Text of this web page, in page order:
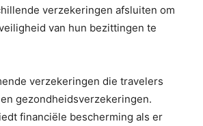
verzekeringen afsluiten om
van hun bezittingen te
verzekeringen die travelers
gezondheidsverzekeringen.
financiële bescherming als er